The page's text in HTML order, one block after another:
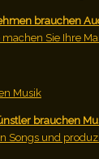
brauchen
Sie Ihre
brauchen
Songs und